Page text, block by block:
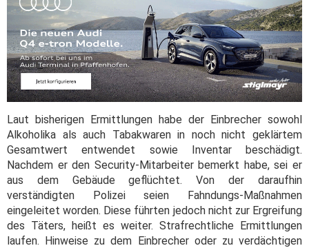
Laut bisherigen Ermittlungen habe der Einbrecher sowohl
Alkoholika als auch Tabakwaren in noch nicht geklärtem
Gesamtwert entwendet sowie Inventar beschädigt.
Nachdem er den Security-Mitarbeiter bemerkt habe, sei er
aus dem Gebäude geflüchtet. Von der daraufhin
verständigten Polizei seien Fahndungs-Maßnahmen
eingeleitet worden. Diese führten jedoch nicht zur Ergreifung
des Täters, heißt es weiter. Strafrechtliche Ermittlungen
laufen. Hinweise zu dem Einbrecher oder zu verdächtigen